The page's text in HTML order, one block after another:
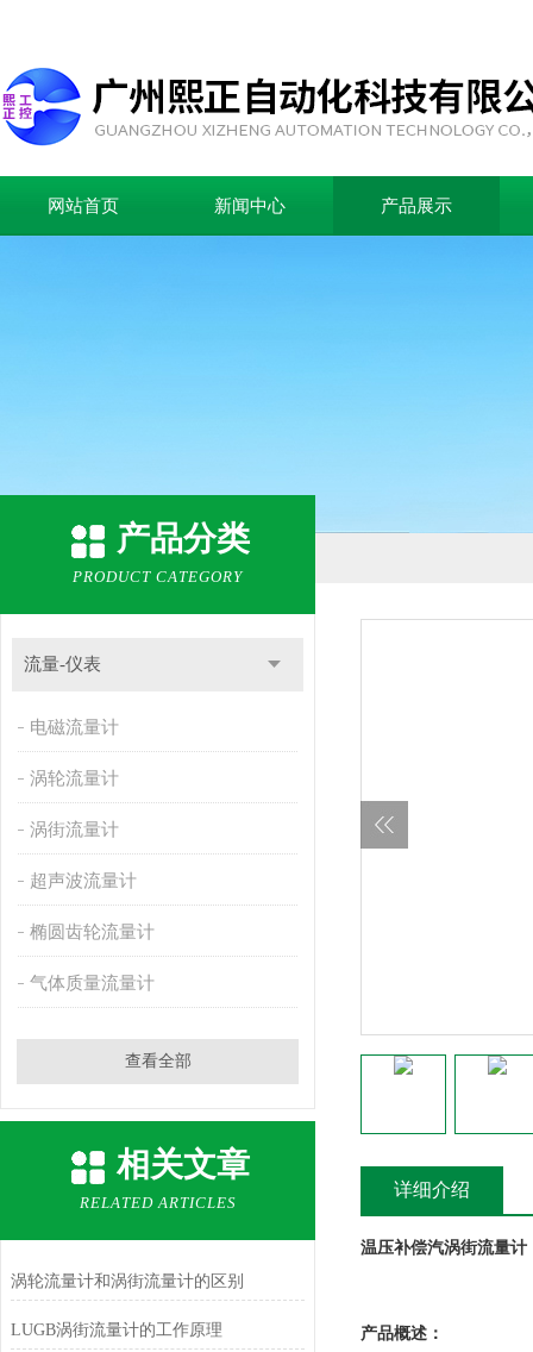
网站首页 新闻中心 产品展示
产品分类
PRODUCT CATEGORY
流量-仪表
电磁流量计
涡轮流量计
涡街流量计
超声波流量计
椭圆齿轮流量计
气体质量流量计
查看全部
相关文章
RELATED ARTICLES
涡轮流量计和涡街流量计的区别
LUGB涡街流量计的工作原理
详细介绍
温压补偿汽涡街流量计
产品概述：